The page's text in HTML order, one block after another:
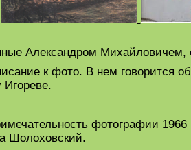
Александром Михайловичем,
к фото. В нем говорится
Игореве.
фотографии
Шолоховский.